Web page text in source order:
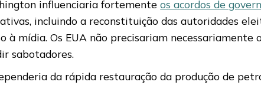
influenciaria fortementeos acordos de
incluindo a reconstituição das autoridades
à mídia. Os EUA não precisariam
sabotadores.
da rápida restauração da produção de